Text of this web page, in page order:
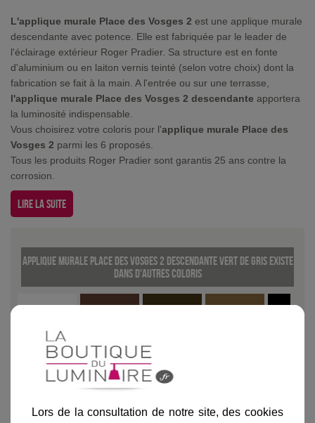
L'applique murale Place des Vosges 2 est une applique murale
descendante avec potence. Elle est fabriquée par le leader de
l'éclairage extérieur Roger Pradier. Sa structure est en fonte
d'aluminium ou en laiton vernis teinté (selon votre choix) dont la
fabrication se fait à la main. A l'entrée ou sur une terrasse,
l'applique murale Place des Vosges 2 descendante apportera
la luminosité indispensable.
Vous choisirez votre coloris pour l'applique murale Place des
Vosges 2 parmi les 6 proposés.
Tous les produits Roger Pradier sont garantis 25 ans contre la
corrosion.
Lire la suite
Applique murale Place des Vosges 2 descendante Vert de gris existe
dans d'autres coloris
Blanc
Lors de la consultation de notre site, des cookies